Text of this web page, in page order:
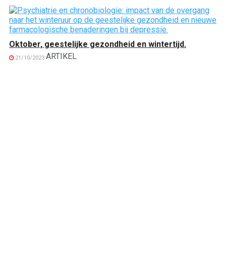
Oktober, geestelijke gezondheid en wintertijd.
21/10/2023 ARTIKEL